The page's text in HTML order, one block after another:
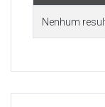
Nenhum